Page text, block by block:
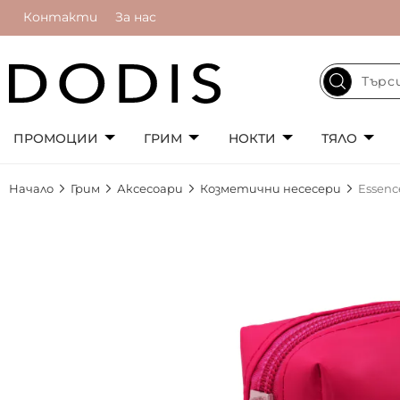
Контакти За нас
ПРОМОЦИИ ГРИМ НОКТИ ТЯЛО
Начало Грим Аксесоари Козметични несесери